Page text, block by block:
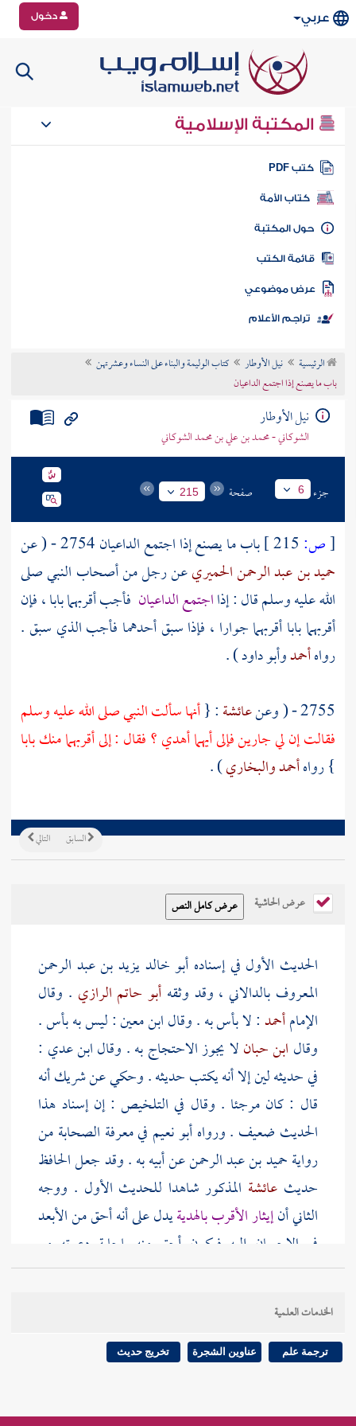
عربي دخول
المكتبة الإسلامية
كتب PDF
كتاب الأمة
المكتبة
الكتب
موضوعي
تراجم الأعلام
الرئيسية نيل الأوطار
كتاب الوليمة والبناء على النساء وعشرتهن
باب ما يصنع إذا اجتمع الداعيان
نيل الأوطار
الشوكاني - محمد بن علي بن محمد الشوكاني
جزء 6 صفحة 215
[ص:
باب ما يصنع إذا اجتمع الداعيان 2754 - ( عن
حميد بن عبد الرحمن الحميريعن رجل من أصحاب النبي صلى
الله عليه وسلم قال : إذااجتمع الداعيان فأجب أقربهما بابا ، فإن
أقربهما بابا أقربهما جوارا ، فإذا سبق أحدهما فأجب الذي سبق .
رواهأحمدوأبو داود) .
2755 - ( وعن
عائشة: {أنها سألت النبي صلى الله عليه وسلم
فقالت إن لي جارين فإلى أيهما أهدي ؟ فقال : إلى أقربهما منك بابا
} رواهأحمدوالبخاري) .
التالي السابق
عرض الحاشية
الحديث الأول في إسناده أبو خالد يزيد بن عبد الرحمن
المعروف بالدالاني ، وقد وثقه أبو حاتم الرازي . وقال
الإمامأحمد: لا بأس به . وقالابن معين: ليس به بأس .
وقال ابن حبانلا يجوز الاحتجاج به . وقالابن عدي :
في حديثه لين إلا أنه يكتب حديثه . وحكي عنشريكأنه
قال : كان مرجئا . وقال في التلخيص : إن إسناد هذا
الحديث ضعيف . ورواهأبو نعيم في معرفة الصحابة من
روايةحميد بن عبد الرحمنعن أبيه به . وقد جعل الحافظ
حديث عائشة المذكور شاهدا للحديث الأول . ووجه
الثاني أنإيثار الأقرب بالهديةيدل على أنه أحق من الأبعد
في الإحسان إليه فيكون أحق منه بإجابة دعوته مع
اجتماعهما في وقت واحد ، فإن تقدم أحدهما كان أولى
بالإجابة من الآخر ، سواء كان السابق هو الأقرب أو
الأبعد ، فالقرب وإن كان سببا للإيثار ولكنه لا يعتبر إلا
مع عدم السبق ، فإن وجد السبق فلا اعتبار بالقرب ، فإن
الدعوة ، فقال الإماميحيى: يقرع بينهما .
الخدمات العلمية
ترجمة علم عناوين الشجرة تخريج حديث